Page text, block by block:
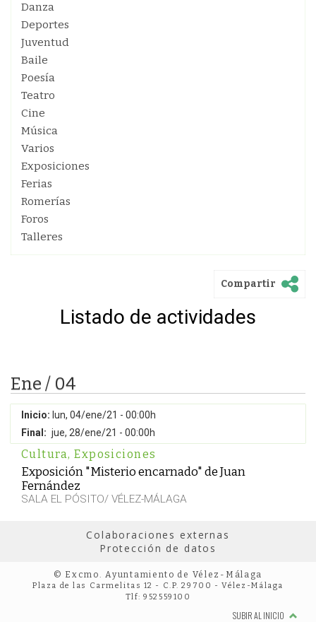
Danza
Deportes
Juventud
Baile
Poesía
Teatro
Cine
Música
Varios
Exposiciones
Ferias
Romerías
Foros
Talleres
Compartir
Listado de actividades
Ene / 04
Inicio: lun, 04/ene/21 - 00:00h
Final: jue, 28/ene/21 - 00:00h
Cultura, Exposiciones
Exposición "Misterio encarnado" de Juan
Fernández
SALA EL PÓSITO/ VÉLEZ-MÁLAGA
Colaboraciones externas
Protección de datos
© Excmo. Ayuntamiento de Vélez-Málaga
Plaza de las Carmelitas 12 - C.P. 29700 - Vélez-Málaga
Tlf: 952559100
SUBIR AL INICIO